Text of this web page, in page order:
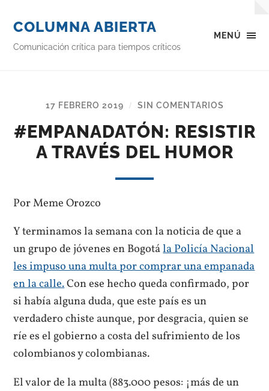
MENÚ
COLUMNA ABIERTA
Comunicación crítica para tiempos críticos
17 FEBRERO 2019 / SIN COMENTARIOS
#EMPANADATÓN: RESISTIR
A TRAVÉS DEL HUMOR
Por Meme Orozco
Y terminamos la semana con la noticia de que a
un grupo de jóvenes en Bogotála Policía Nacional
les impuso una multa por comprar una empanada
en la calle.Con ese hecho queda confirmado, por
si había alguna duda, que este país es un
verdadero chiste aunque, por desgracia, quien se
ríe es el gobierno a costa del sufrimiento de los
colombianos y colombianas.
El valor de la multa (883.000 pesos: ¡más de un